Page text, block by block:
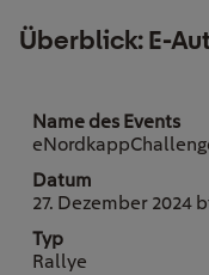
Überblick: E-
27. Dezember 2024
Rallye